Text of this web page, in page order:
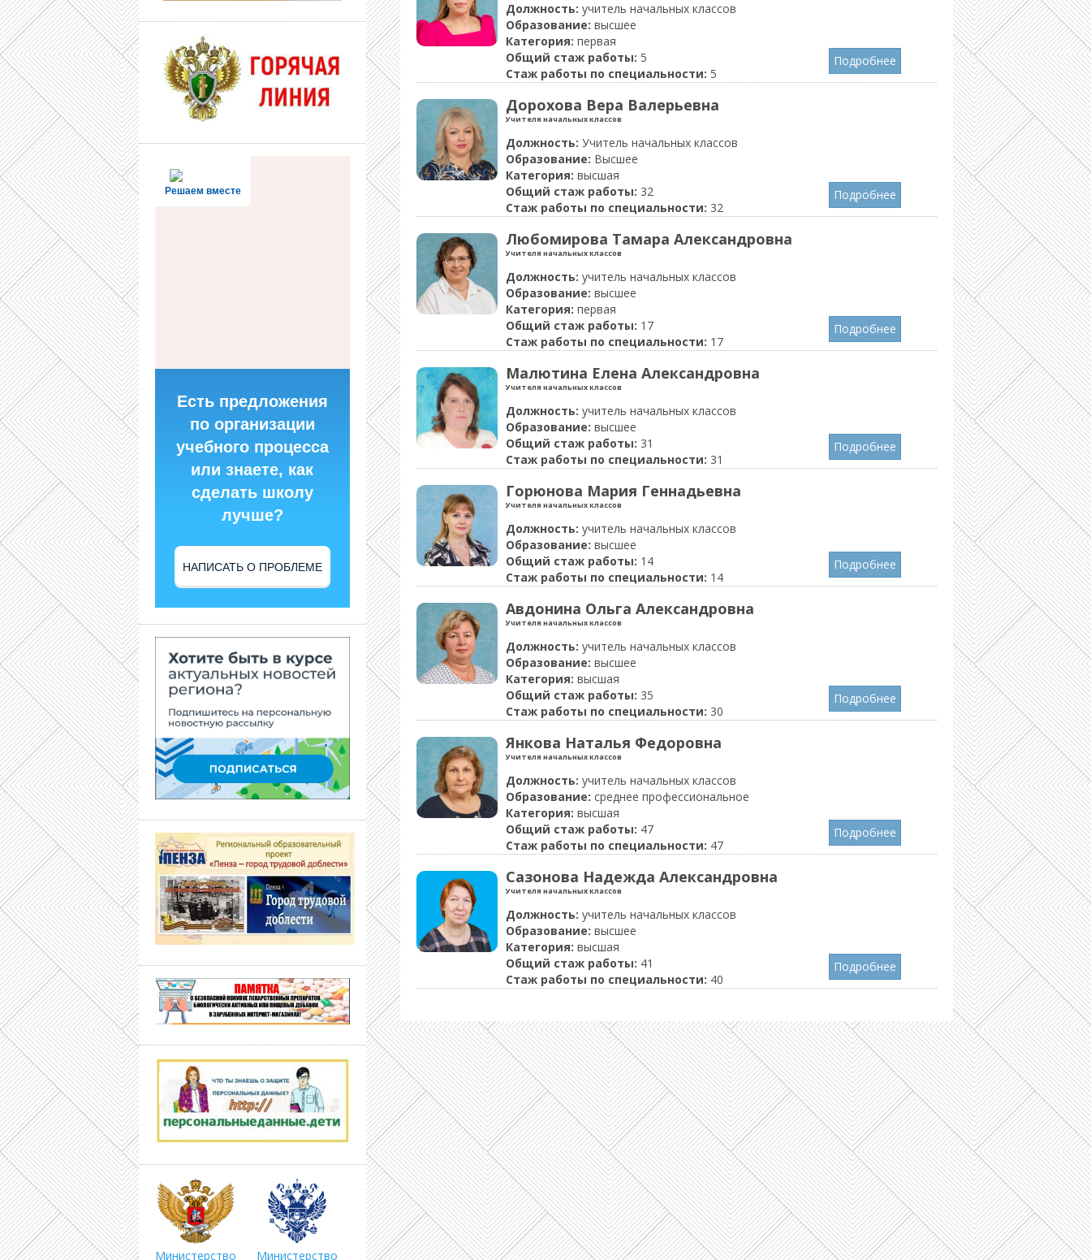
Должность: учитель начальных классов
Образование: высшее
Категория: первая
Общий стаж работы: 5
Стаж работы по специальности: 5
Подробнее
Дорохова Вера Валерьевна
Учителя начальных классов
Должность: Учитель начальных классов
Образование: Высшее
Категория: высшая
Общий стаж работы: 32
Стаж работы по специальности: 32
Подробнее
Любомирова Тамара Александровна
Учителя начальных классов
Должность: учитель начальных классов
Образование: высшее
Категория: первая
Общий стаж работы: 17
Стаж работы по специальности: 17
Подробнее
Малютина Елена Александровна
Учителя начальных классов
Должность: учитель начальных классов
Образование: высшее
Общий стаж работы: 31
Стаж работы по специальности: 31
Подробнее
Горюнова Мария Геннадьевна
Учителя начальных классов
Должность: учитель начальных классов
Образование: высшее
Общий стаж работы: 14
Стаж работы по специальности: 14
Подробнее
Авдонина Ольга Александровна
Учителя начальных классов
Должность: учитель начальных классов
Образование: высшее
Категория: высшая
Общий стаж работы: 35
Стаж работы по специальности: 30
Подробнее
Янкова Наталья Федоровна
Учителя начальных классов
Должность: учитель начальных классов
Образование: среднее профессиональное
Категория: высшая
Общий стаж работы: 47
Стаж работы по специальности: 47
Подробнее
Сазонова Надежда Александровна
Учителя начальных классов
Должность: учитель начальных классов
Образование: высшее
Категория: высшая
Общий стаж работы: 41
Стаж работы по специальности: 40
Подробнее
Решаем вместе
Есть предложения
по организации
учебного процесса
или знаете, как
сделать школу
лучше?
НАПИСАТЬ О ПРОБЛЕМЕ
Министерство Министерство